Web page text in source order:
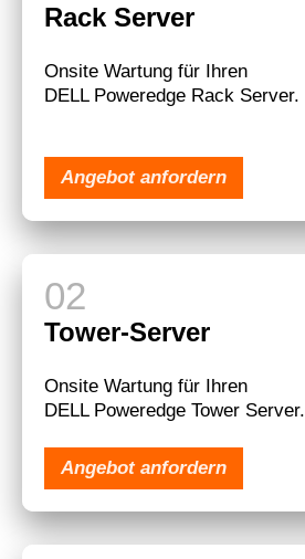
Rack Server
Onsite Wartung für Ihren
DELL Poweredge Rack Server.
Angebot anfordern
Tower-Server
Onsite Wartung für Ihren
DELL Poweredge Tower Server.
Angebot anfordern